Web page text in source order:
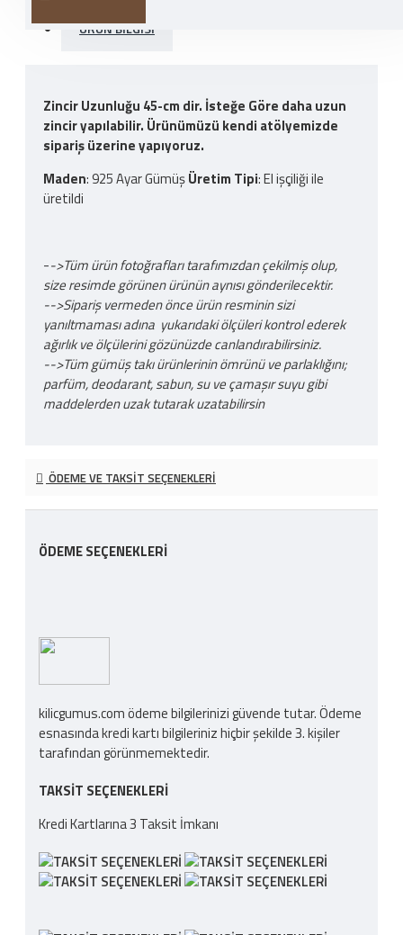
ÜRÜN BILGISI
Zincir Uzunluğu 45-cm dir. İsteğe Göre daha uzun
zincir yapılabilir. Ürünümüzü kendi atölyemizde
sipariş üzerine yapıyoruz.
Maden: 925 Ayar GümüşÜretim Tipi: El işçiliği ile
üretildi
-->Tüm ürün fotoğrafları tarafımızdan çekilmiş olup,
size resimde görünen ürünün aynısı gönderilecektir.
-->Sipariş vermeden önce ürün resminin sizi
yanıltmaması adına yukarıdaki ölçüleri kontrol ederek
ağırlık ve ölçülerini gözünüzde canlandırabilirsiniz.
-->Tüm gümüş takı ürünlerinin ömrünü ve parlaklığını;
parfüm, deodarant, sabun, su ve çamaşır suyu gibi
maddelerden uzak tutarak uzatabilirsin
ÖDEME VE TAKSIT SEÇENEKLERI
ÖDEME SEÇENEKLERI
kilicgumus.com ödeme bilgilerinizi güvende tutar. Ödeme
esnasında kredi kartı bilgileriniz hiçbir şekilde 3. kişiler
tarafından görünmemektedir.
TAKSIT SEÇENEKLERI
Kredi Kartlarına 3 Taksit İmkanı